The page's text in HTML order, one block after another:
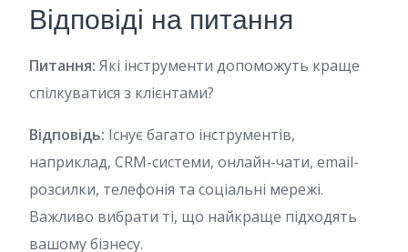
Відповіді на питання
Питання: Які інструменти допоможуть краще
спілкуватися з клієнтами?
Відповідь: Існує багато інструментів,
наприклад, CRM-системи, онлайн-чати, email-
розсилки, телефонія та соціальні мережі.
Важливо вибрати ті, що найкраще підходять
вашому бізнесу.